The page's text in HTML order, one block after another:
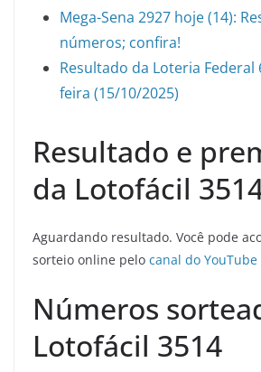
Mega-Sena 2927 hoje (14):
números; confira!
Resultado da Loteria Federal
feira (15/10/2025)
Resultado e
da Lotofácil
Aguardando resultado. Você pode
sorteio online pelo canal do YouTube
Números
Lotofácil 3514